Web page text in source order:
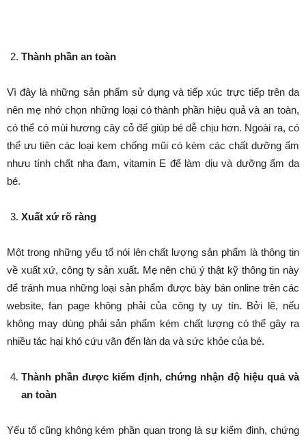
Thành phần an toàn
Vì đây là những sản phẩm sử dụng và tiếp xúc trực tiếp trên da
nên mẹ nhớ chọn những loại có thành phần hiệu quả và an toàn,
có thể có mùi hương cây cỏ để giúp bé dễ chịu hơn. Ngoài ra, có
thể ưu tiên các loại kem chống mũi có kèm các chất dưỡng ẩm
nhưu tính chất nha đam, vitamin E để làm dịu và dưỡng ẩm da
bé.
Xuất xứ rõ ràng
Một trong những yếu tố nói lên chất lượng sản phẩm là thông tin
về xuất xứ, công ty sản xuất. Mẹ nên chú ý thật kỹ thông tin này
để tránh mua những loại sản phẩm được bày bán online trên các
website, fan page không phải của công ty uy tín. Bởi lẽ, nếu
không may dùng phải sản phẩm kém chất lượng có thể gây ra
nhiều tác hại khó cứu vãn đến làn da và sức khỏe của bé.
Thành phần được kiểm định, chứng nhận độ hiệu quả và
an toàn
Yếu tố cũng không kém phần quan trọng là sự kiểm đinh, chứng